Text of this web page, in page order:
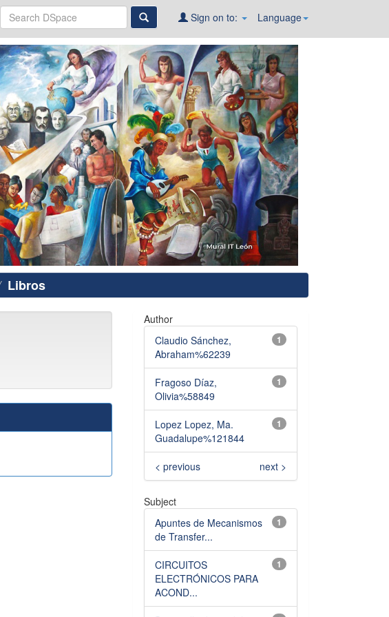
Language
Sign on to:
Libros
Author
1
Claudio Sánchez,
Abraham%62239
1
Fragoso Díaz,
Olivia%58849
1
Lopez Lopez, Ma.
Guadalupe%121844
< previous next >
Subject
1
Apuntes de Mecanismos
de Transfer...
1
CIRCUITOS
ELECTRÓNICOS PARA
ACOND...